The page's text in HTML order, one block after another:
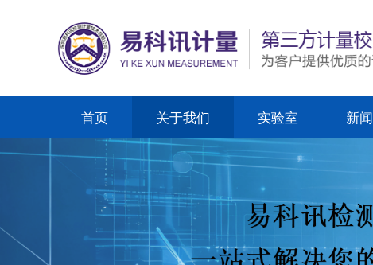
首页 关于我们 实验室 新